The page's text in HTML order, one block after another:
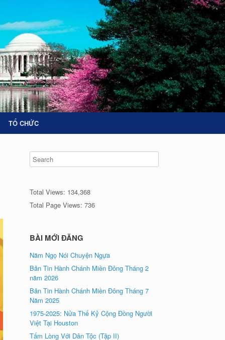
TỔ CHỨC
Total Views: 134,368
Total Page Views:736
BÀI MỚI ĐĂNG
Năm Ngọ Nói Chuyện Ngựa
Bản Tin Hành Chánh Miền Đông Tháng 2
năm 2026
Bản Tin Hành Chánh Miền Đông Tháng 7
Năm 2025
1975-2025: Nửa Thế Kỷ Cộng Đồng Người
Việt Tại Houston
Tấm Lòng Với Dân Tộc (Tập II)